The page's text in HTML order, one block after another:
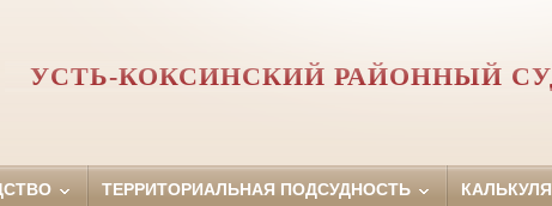
УСТЬ-КОКСИНСКИЙ РАЙОННЫЙ
ТЕРРИТОРИАЛЬНАЯ ПОДСУДНОСТЬ